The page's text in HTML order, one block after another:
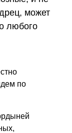
может
любого
по